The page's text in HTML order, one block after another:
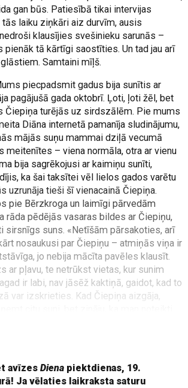
gan būs. Patiesībā tikai intervijas
laiku ziņkāri aiz durvīm, ausis
klausījies svešinieku sarunās –
pienāk tā kārtīgi saostīties. Un tad jau arī
Samtaini mīļš.
piecpadsmit gadus bija sunītis ar
pagājušā gada oktobrī. Ļoti, ļoti žēl, bet
Čiepiņa turējās uz sirdszālēm. Pie mums
Diāna internetā pamanīja sludinājumu,
mājās suņu mammai dziļā vecumā
meitenītes – viena normāla, otra ar vienu
bija sagrēkojusi ar kaimiņu sunīti,
ka šai taksītei vēl lielos gados varētu
uzrunāja tieši šī vienacainā Čiepiņa.
pie Bērzkroga un laimīgi pārvedām
rāda pēdējās vasaras bildes ar Čiepiņu,
sirsnīgs suns. «Netīšām pārsakoties, arī
nosaukusi par Čiepiņu – atmiņās viņa ir
jo nebija mācīta pavēles klausīt.
ar pļavu, te netrūkst vietas, kur sunim
ir labi, nav jāsēž kaktiņā, gaidot, kad to
var izskrieties. Kad Čiepiņa aizgāja,
avīzesDiena piektdienas, 19.
Ja vēlaties laikraksta saturu